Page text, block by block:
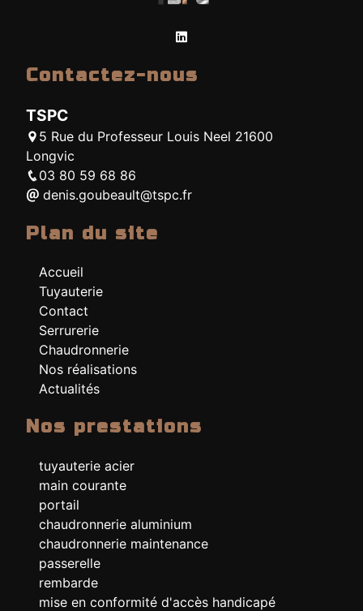
Contactez-nous
TSPC
5 Rue du Professeur Louis Neel 21600
Longvic
03 80 59 68 86
denis.goubeault@tspc.fr
Plan du site
Accueil
Tuyauterie
Contact
Serrurerie
Chaudronnerie
Nos réalisations
Actualités
Nos prestations
tuyauterie acier
main courante
portail
chaudronnerie aluminium
chaudronnerie maintenance
passerelle
rembarde
mise en conformité d'accès handicapé